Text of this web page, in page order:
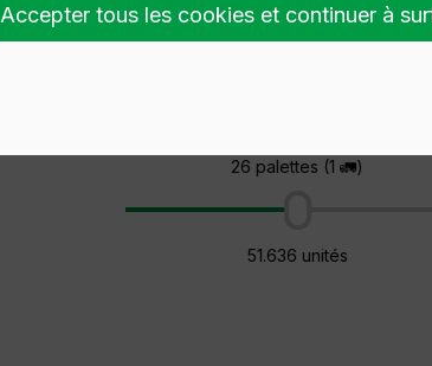
26 palettes (1 🚛)
51.636 unités
Accepter tous les cookies et continuer à